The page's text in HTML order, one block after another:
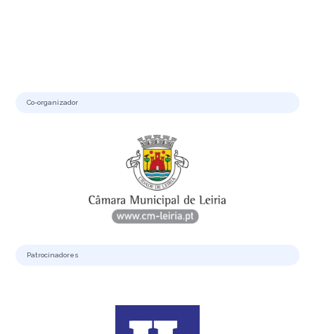
Co-organizador
Patrocinadores